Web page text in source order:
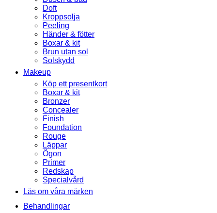
Doft
Kroppsolja
Peeling
Händer & fötter
Boxar & kit
Brun utan sol
Solskydd
Makeup
Köp ett presentkort
Boxar & kit
Bronzer
Concealer
Finish
Foundation
Rouge
Läppar
Ögon
Primer
Redskap
Specialvård
Läs om våra märken
Behandlingar